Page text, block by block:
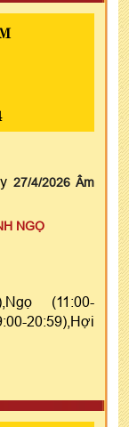
27/4/2026 Âm
NGỌ
(11:00-
20:59),Hợi